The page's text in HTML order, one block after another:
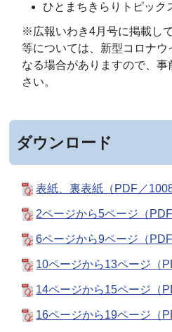
ひとまちきらりトピック
※広報いわき4月号に掲載し
等については、新型コロナウ
なる場合がありますので、
さい。
ダウンロード
表紙、裏表紙（PDF／
2ページから5ページ（PDF
6ページから9ページ（
10ページから13ページ（
14ページから15ページ（
16ページから19ページ（